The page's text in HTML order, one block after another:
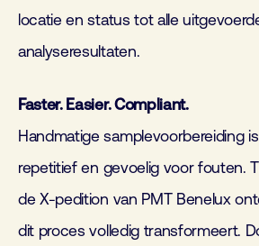
locatie en status tot alle
analyseresultaten.
Faster. Easier. Compliant.
Handmatige samplevoorbereiding
repetitief en gevoelig voor fouten.
de X-pedition van PMT Benelux
dit proces volledig transformeert.